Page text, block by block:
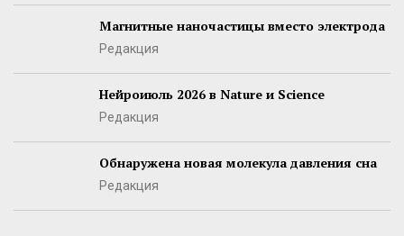
Магнитные наночастицы вместо электрода
Редакция
Нейроиюль 2026 в Nature и Science
Редакция
Обнаружена новая молекула давления сна
Редакция